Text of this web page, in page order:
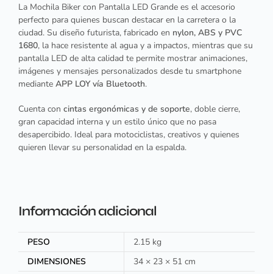
La Mochila Biker con Pantalla LED Grande es el accesorio
perfecto para quienes buscan destacar en la carretera o la
ciudad. Su diseño futurista, fabricado en nylon, ABS y PVC
1680, la hace resistente al agua y a impactos, mientras que su
pantalla LED de alta calidad te permite mostrar animaciones,
imágenes y mensajes personalizados desde tu smartphone
mediante APP LOY vía Bluetooth.
Cuenta con cintas ergonómicas y de soporte, doble cierre,
gran capacidad interna y un estilo único que no pasa
desapercibido. Ideal para motociclistas, creativos y quienes
quieren llevar su personalidad en la espalda.
Información adicional
PESO
2.15 kg
DIMENSIONES
34 × 23 × 51 cm